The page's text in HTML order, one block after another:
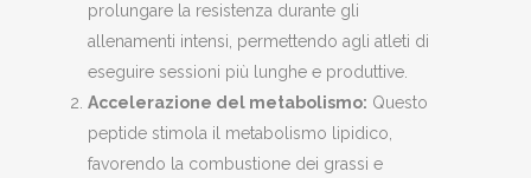
prolungare la resistenza durante gli
allenamenti intensi, permettendo agli atleti di
eseguire sessioni più lunghe e produttive.
Accelerazione del metabolismo: Questo
peptide stimola il metabolismo lipidico,
favorendo la combustione dei grassi e